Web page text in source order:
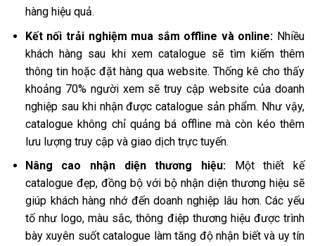
hàng hiệu quả.
Kết nối trải nghiệm mua sắm offline và online: Nhiều
khách hàng sau khi xem catalogue sẽ tìm kiếm thêm
thông tin hoặc đặt hàng qua website. Thống kê cho thấy
khoảng 70% người xem sẽ truy cập website của doanh
nghiệp sau khi nhận được catalogue sản phẩm. Như vậy,
catalogue không chỉ quảng bá offline mà còn kéo thêm
lưu lượng truy cập và giao dịch trực tuyến.
Nâng cao nhận diện thương hiệu: Một thiết kế
catalogue đẹp, đồng bộ với bộ nhận diện thương hiệu sẽ
giúp khách hàng nhớ đến doanh nghiệp lâu hơn. Các yếu
tố như logo, màu sắc, thông điệp thương hiệu được trình
bày xuyên suốt catalogue làm tăng độ nhận biết và uy tín